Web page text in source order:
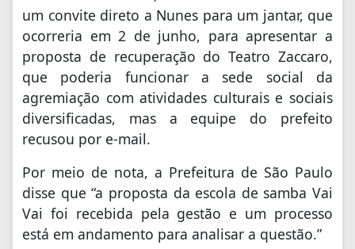
um convite direto a Nunes para um jantar, que
ocorreria em 2 de junho, para apresentar a
proposta de recuperação do Teatro Zaccaro,
que poderia funcionar a sede social da
agremiação com atividades culturais e sociais
diversificadas, mas a equipe do prefeito
recusou por e-mail.
Por meio de nota, a Prefeitura de São Paulo
disse que “a proposta da escola de samba Vai
Vai foi recebida pela gestão e um processo
está em andamento para analisar a questão.”